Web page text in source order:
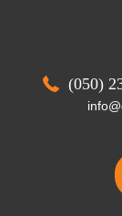
(050)